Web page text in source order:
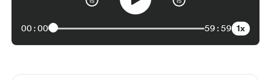
00:00 59:59 1x